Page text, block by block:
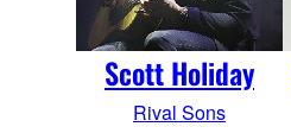
Scott Holiday
Rival Sons